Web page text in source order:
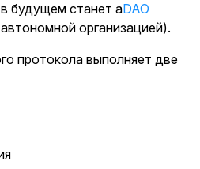
будущем станет aDAO
организацией).
протокола выполняет две